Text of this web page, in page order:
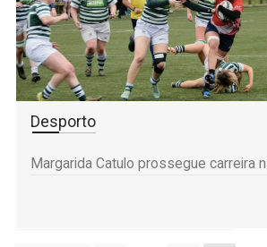
Desporto
Margarida Catulo prossegue carreira